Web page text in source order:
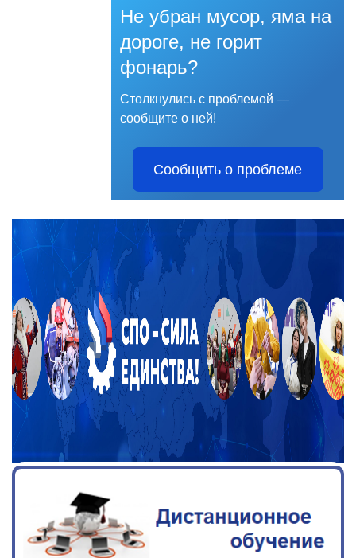
Не убран мусор, яма на
дороге, не горит
фонарь?
Столкнулись с проблемой —
сообщите о ней!
Сообщить о проблеме